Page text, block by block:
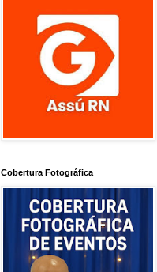
Cobertura Fotográfica